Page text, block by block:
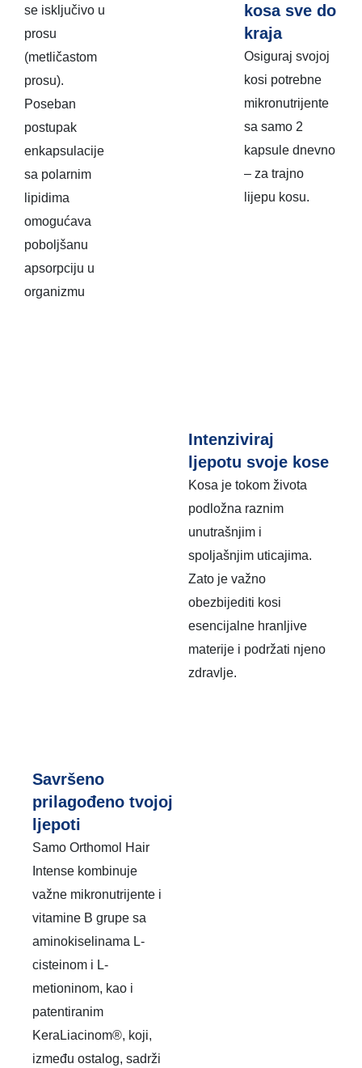
se isključivo u
prosu
(metličastom
prosu).
Poseban
postupak
enkapsulacije
sa polarnim
lipidima
omogućava
poboljšanu
apsorpciju u
organizmu
kosa sve do
kraja
Osiguraj svojoj
kosi potrebne
mikronutrijente
sa samo 2
kapsule dnevno
– za trajno
lijepu kosu.
Intenziviraj
ljepotu svoje kose
Kosa je tokom života
podložna raznim
unutrašnjim i
spoljašnjim uticajima.
Zato je važno
obezbijediti kosi
esencijalne hranljive
materije i podržati njeno
zdravlje.
Savršeno
prilagođeno tvojoj
ljepoti
Samo Orthomol Hair
Intense kombinuje
važne mikronutrijente i
vitamine B grupe sa
aminokiselinama L-
cisteinom i L-
metioninom, kao i
patentiranim
KeraLiacinom®, koji,
između ostalog, sadrži